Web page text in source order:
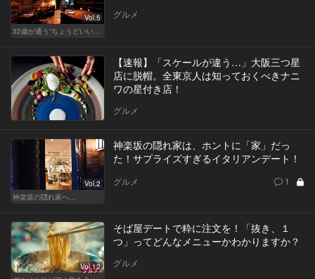
Vol.5
32歳が通う“ちょうどいい”価格の店
グルメ
【速報】「スケールが違う…」大阪三つ星
店に脱帽。全東京人は知っておくべきナニ
ワの星付き店！
グルメ
Vol.2
神楽坂の隠れ家へ…
神楽坂の隠れ家は、ホントに「家」だっ
た！サプライズすぎるイタリアンデート！
グルメ 1
Vol.12
そば屋デートで粋に注文を！「抜き、１
つ」ってどんなメニューかわかりますか？
グルメ